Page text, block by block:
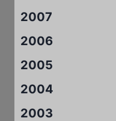
2007
2006
2005
2004
2003